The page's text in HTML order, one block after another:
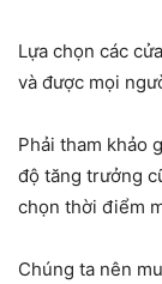
Lựa chọn các
và được mọi
Phải tham khảo
độ tăng trưởng
chọn thời điểm
Chúng ta nên